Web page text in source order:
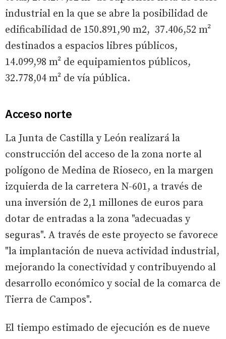
industrial en la que se abre la posibilidad de
edificabilidad de 150.891,90 m2, 37.406,52 m²
destinados a espacios libres públicos,
14.099,98 m² de equipamientos públicos,
32.778,04 m² de vía pública.
Acceso norte
La Junta de Castilla y León realizará la
construcción del acceso de la zona norte al
polígono de Medina de Rioseco, en la margen
izquierda de la carretera N-601, a través de
una inversión de 2,1 millones de euros para
dotar de entradas a la zona "adecuadas y
seguras". A través de este proyecto se favorece
"la implantación de nueva actividad industrial,
mejorando la conectividad y contribuyendo al
desarrollo económico y social de la comarca de
Tierra de Campos".
El tiempo estimado de ejecución es de nueve